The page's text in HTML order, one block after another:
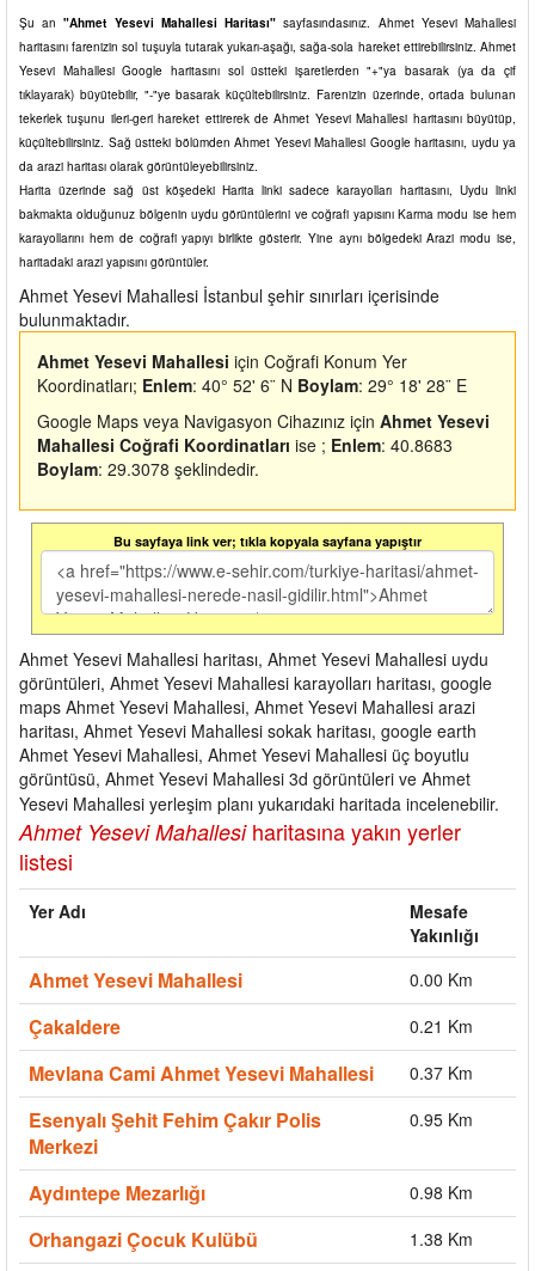
Şu an"Ahmet Yesevi Mahallesi Haritası" sayfasındasınız. Ahmet Yesevi Mahallesi
haritasını farenizin sol tuşuyla tutarak yukarı-aşağı, sağa-sola hareket ettirebilirsiniz. Ahmet
Yesevi Mahallesi Google haritasını sol üstteki işaretlerden "+"ya basarak (ya da çif
tıklayarak) büyütebilir, "-"ye basarak küçültebilirsiniz. Farenizin üzerinde, ortada bulunan
tekerlek tuşunu ileri-geri hareket ettirerek de Ahmet Yesevi Mahallesi haritasını büyütüp,
küçültebilirsiniz. Sağ üstteki bölümden Ahmet Yesevi Mahallesi Google haritasını, uydu ya
da arazi haritası olarak görüntüleyebilirsiniz.
Harita üzerinde sağ üst köşedeki Harita linki sadece karayolları haritasını, Uydu linki
bakmakta olduğunuz bölgenin uydu görüntülerini ve coğrafi yapısını Karma modu ise hem
karayollarını hem de coğrafi yapıyı birlikte gösterir. Yine aynı bölgedeki Arazi modu ise,
haritadaki arazi yapısını görüntüler.
Ahmet Yesevi Mahallesi İstanbul şehir sınırları içerisinde
bulunmaktadır.
Ahmet Yesevi Mahallesi için Coğrafi Konum Yer
Koordinatları; Enlem: 40° 52' 6¨ N Boylam: 29° 18' 28¨ E
Google Maps veya Navigasyon Cihazınız için Ahmet Yesevi
Mahallesi Coğrafi Koordinatları ise ; Enlem: 40.8683
Boylam: 29.3078 şeklindedir.
Bu sayfaya link ver; tıkla kopyala sayfana yapıştır
Ahmet Yesevi Mahallesi haritası, Ahmet Yesevi Mahallesi uydu
görüntüleri, Ahmet Yesevi Mahallesi karayolları haritası, google
maps Ahmet Yesevi Mahallesi, Ahmet Yesevi Mahallesi arazi
haritası, Ahmet Yesevi Mahallesi sokak haritası, google earth
Ahmet Yesevi Mahallesi, Ahmet Yesevi Mahallesi üç boyutlu
görüntüsü, Ahmet Yesevi Mahallesi 3d görüntüleri ve Ahmet
Yesevi Mahallesi yerleşim planı yukarıdaki haritada incelenebilir.
Ahmet Yesevi Mahallesiharitasına yakın yerler
listesi
Yer Adı
Mesafe
Yakınlığı
Ahmet Yesevi Mahallesi 0.00 Km
Çakaldere 0.21 Km
Mevlana Cami Ahmet Yesevi Mahallesi 0.37 Km
Esenyalı Şehit Fehim Çakır Polis
Merkezi
0.95 Km
Aydıntepe Mezarlığı 0.98 Km
Orhangazi Çocuk Kulübü 1.38 Km